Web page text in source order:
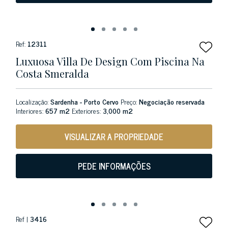
Ref: 12311
Luxuosa Villa De Design Com Piscina Na
Costa Smeralda
Localização:Sardenha - Porto Cervo Preço:Negociação reservada
Interiores:657 m2 Exteriores:3,000 m2
VISUALIZAR A PROPRIEDADE
PEDE INFORMAÇÕES
Ref | 3416